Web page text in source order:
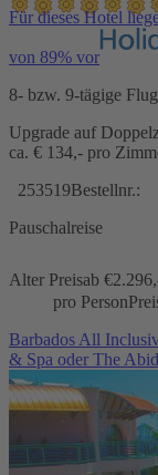
Für dieses Hotel
von 89% vor
8- bzw. 9-tägige
Upgrade auf
ca. € 134,- pro
253519Bestellnr.:
Pauschalreise
Alter Preisab €
pro Person
Barbados All
& Spa oder The